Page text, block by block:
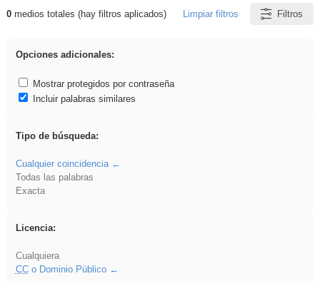
Resultados de: gritar
0medios totales (hay filtros aplicados) Limpiar filtros Filtros
Opciones adicionales:
Mostrar protegidos por contraseña
Incluir palabras similares
Tipo de búsqueda:
Cualquier coincidencia
Todas las palabras
Exacta
Licencia:
Cualquiera
CCo Dominio Público